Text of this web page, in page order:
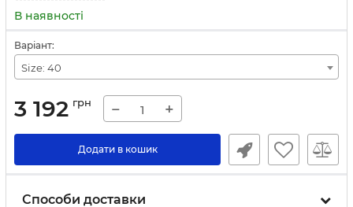
В наявності
Варіант:
Size: 40
3 192 грн − +
Додати в кошик
Способи доставки